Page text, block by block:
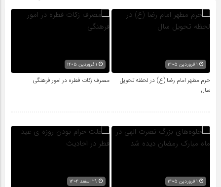
حرم مطهر امام رضا (ع) در لحظه تحویل
سال
مصرف زکات فطره در امور فرهنگی